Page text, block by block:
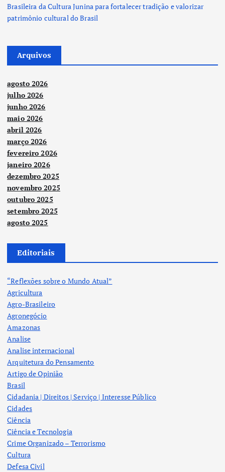
Brasileira da Cultura Junina para fortalecer tradição e valorizar
patrimônio cultural do Brasil
Arquivos
agosto 2026
julho 2026
junho 2026
maio 2026
abril 2026
março 2026
fevereiro 2026
janeiro 2026
dezembro 2025
novembro 2025
outubro 2025
setembro 2025
agosto 2025
Editoriais
“Reflexões sobre o Mundo Atual”
Agricultura
Agro-Brasileiro
Agronegócio
Amazonas
Analise
Analise internacional
Arquitetura do Pensamento
Artigo de Opinião
Brasil
Cidadania | Direitos | Serviço | Interesse Público
Cidades
Ciência
Ciência e Tecnologia
Crime Organizado – Terrorismo
Cultura
Defesa Civil